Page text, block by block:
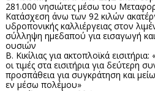
281.000 νησιώτες μέσω του
Κατάσχεση άνω των 92 κιλών
υδροπονικής καλλιέργειας στον
σύλληψη ημεδαπού για εισαγωγή
ουσιών
Β. Κικίλιας για ακτοπλοϊκά
οι τιμές στα εισιτήρια για δεύτερη
προσπάθεια για συγκράτηση και
εν μέσω πολέμου»